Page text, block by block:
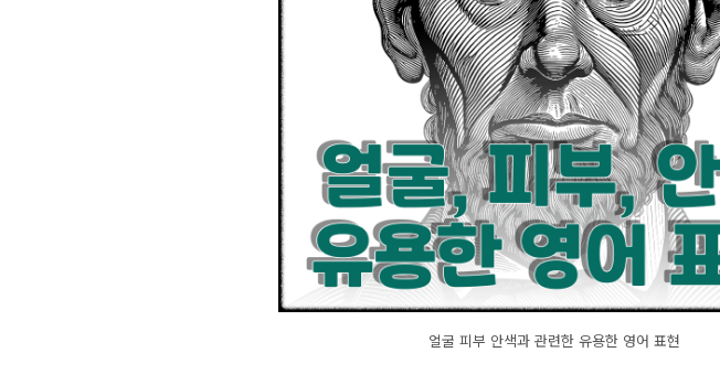
얼굴 피부 안색과 관련한 유용한 영어 표현